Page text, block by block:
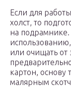
Если для
холст, то
на
или очищать от
картон, основу
малярным